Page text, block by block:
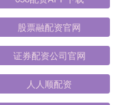
股票融配资官网
证券配资公司官网
人人顺配资